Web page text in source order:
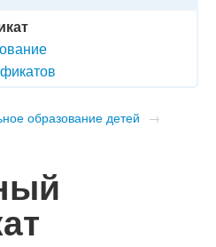
образование детей →